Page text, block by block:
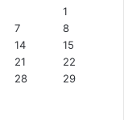
1
7
8
14
15
21
22
28
29